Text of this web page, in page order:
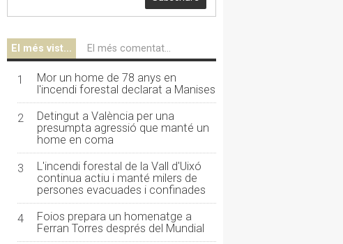
El més vist... El més comentat...
1
Mor un home de 78 anys en
l'incendi forestal declarat a Manises
2
Detingut a València per una
presumpta agressió que manté un
home en coma
3
L'incendi forestal de la Vall d'Uixó
continua actiu i manté milers de
persones evacuades i confinades
4
Foios prepara un homenatge a
Ferran Torres després del Mundial